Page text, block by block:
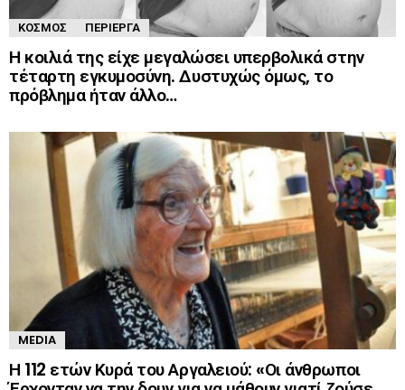
ΚΌΣΜΟΣ ΠΕΡΊΕΡΓΑ
Η κοιλιά της είχε μεγαλώσει υπερβολικά στην
τέταρτη εγκυμοσύνη. Δυστυχώς όμως, το
πρόβλημα ήταν άλλο…
MEDIA
Η 112 ετών Κυρά του Αργαλειού: «Οι άνθρωποι